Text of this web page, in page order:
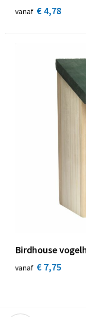
vanaf € 4,78
Birdhouse
vanaf € 7,75